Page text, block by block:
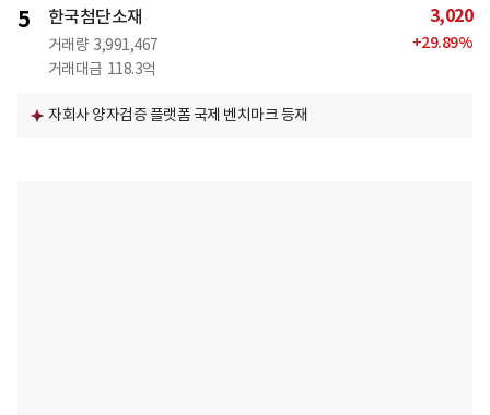
5 한국첨단소재
거래량 3,991,467
거래대금 118.3억
3,020
+29.89%
자회사 양자검증 플랫폼 국제 벤치마크 등재